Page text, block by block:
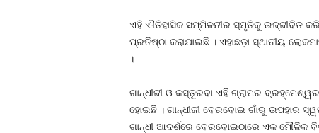
ଏହି ଐତିହାସିକ ସମ୍ମିଳନୀର ସ୍ମୃତିକୁ ଉଜ୍ଜୀବିତ କରି
ପ୍ରତିଷ୍ଠା କରାଯାଇଛି । ଏହାଛଡ଼ା ସ୍ଥାନୀୟ
।
ଗାନ୍ଧୀଜୀ ଓ କସ୍ତୂରବା ଏହି ଗ୍ରାମର
ହୋଇଛି । ଗାନ୍ଧୀଜୀ ବେରବୋଇ ଗାଁରୁ ଉପହାର
ଗାନ୍ଧୀ ଆଦର୍ଶରେ ବେରବୋଇଠାରେ ଏକ ମୌଳିକ